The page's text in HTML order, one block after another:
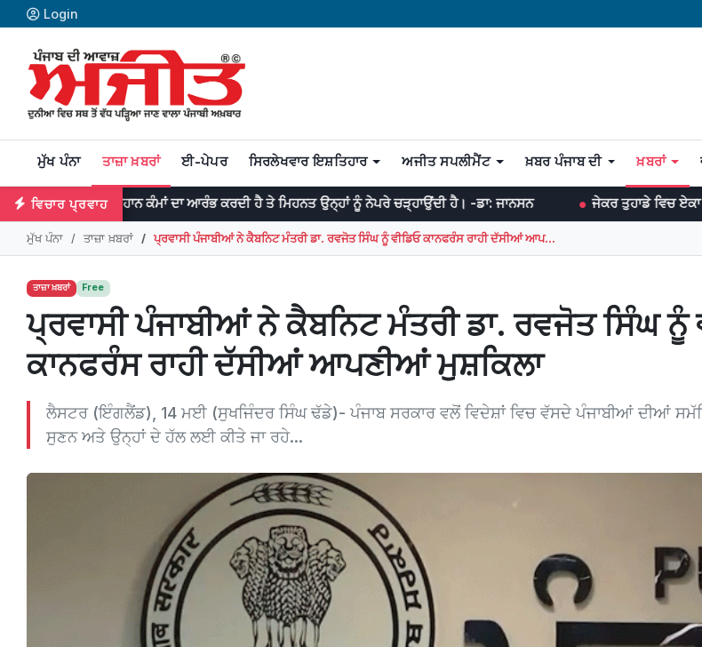
Login
ਮੁੱਖ ਪੰਨਾ ਤਾਜ਼ਾ ਖ਼ਬਰਾਂ ਈ-ਪੇਪਰ ਸਿਰਲੇਖਵਾਰ ਇਸ਼ਤਿਹਾਰ ਅਜੀਤ ਸਪਲੀਮੈਂਟ ਖ਼ਬਰ ਪੰਜਾਬ ਦੀ ਖ਼ਬਰਾਂ
ਵਿਚਾਰ ਪ੍ਰਵਾਹ
ਮਹਾਨ ਕੰਮਾਂ ਦਾ ਆਰੰਭ ਕਰਦੀ ਹੈ ਤੇ ਮਿਹਨਤ ਉਨ੍ਹਾਂ ਨੂੰ ਨੇਪਰੇ ਚੜ੍ਹਾਉਂਦੀ ਹੈ। -ਡਾ: ਜਾਨਸਨ ਜੇਕਰ ਤੁਹਾਡੇ ਵਿਚ ਏਕਾ ਹੈ ਤਾਂ ਤੁਸੀਂ ਹਰ ਜੰਗ
ਮੁੱਖ ਪੰਨਾ ਤਾਜ਼ਾ ਖ਼ਬਰਾਂ ਪ੍ਰਵਾਸੀ ਪੰਜਾਬੀਆਂ ਨੇ ਕੈਬਨਿਟ ਮੰਤਰੀ ਡਾ. ਰਵਜੋਤ ਸਿੰਘ ਨੂੰ ਵੀਡਿਓ ਕਾਨਫਰੰਸ ਰਾਹੀ ਦੱਸੀਆਂ ਆਪ...
ਤਾਜ਼ਾ ਖ਼ਬਰਾਂ Free
ਪ੍ਰਵਾਸੀ ਪੰਜਾਬੀਆਂ ਨੇ ਕੈਬਨਿਟ ਮੰਤਰੀ ਡਾ. ਰਵਜੋਤ ਸਿੰਘ ਨੂੰ
ਕਾਨਫਰੰਸ ਰਾਹੀ ਦੱਸੀਆਂ ਆਪਣੀਆਂ ਮੁਸ਼ਕਿਲਾ
ਲੈਸਟਰ (ਇੰਗਲੈਂਡ), 14 ਮਈ (ਸੁਖਜਿੰਦਰ ਸਿੰਘ ਢੱਡੇ)- ਪੰਜਾਬ ਸਰਕਾਰ ਵਲੋਂ ਵਿਦੇਸ਼ਾਂ ਵਿਚ ਵੱਸਦੇ ਪੰਜਾਬੀਆਂ ਦੀਆਂ
ਸੁਣਨ ਅਤੇ ਉਨ੍ਹਾਂ ਦੇ ਹੱਲ ਲਈ ਕੀਤੇ ਜਾ ਰਹੇ...